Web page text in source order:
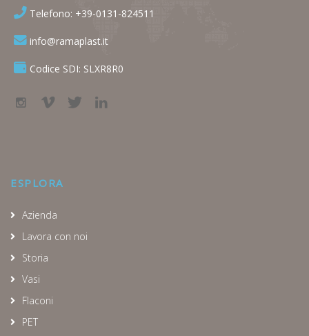
Telefono: +39-0131-824511
info@ramaplast.it
Codice SDI: SLXR8R0
ESPLORA
Azienda
Lavora con noi
Storia
Vasi
Flaconi
PET